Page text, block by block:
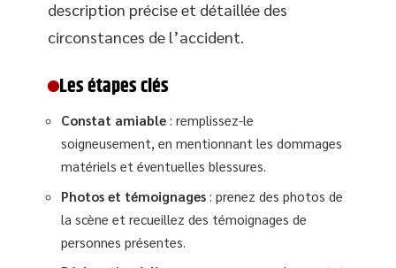
description précise et détaillée des
circonstances de l’accident.
Les étapes clés
Constat amiable : remplissez-le
soigneusement, en mentionnant les dommages
matériels et éventuelles blessures.
Photos et témoignages : prenez des photos de
la scène et recueillez des témoignages de
personnes présentes.